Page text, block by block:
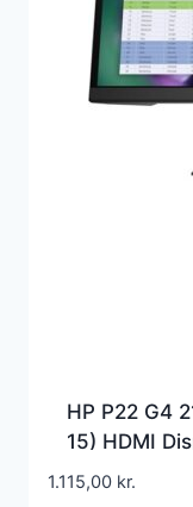
HP P22 G4
15) HDMI
1.115,00 kr.